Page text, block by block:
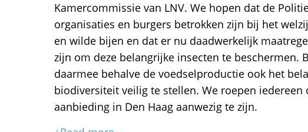
Kamercommissie van LNV. We hopen dat de
organisaties en burgers betrokken zijn bij het
en wilde bijen en dat er nu daadwerkelijk
zijn om deze belangrijke insecten te beschermen.
daarmee behalve de voedselproductie ook het
biodiversiteit veilig te stellen. We roepen iedereen
aanbieding in Den Haag aanwezig te zijn.